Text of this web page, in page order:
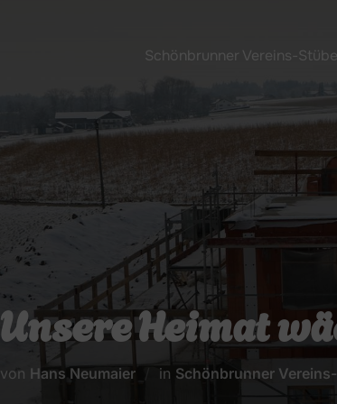
Schönbrunner Vereins-
Unsere Heimat
von Hans Neumaier in Schönbrunner